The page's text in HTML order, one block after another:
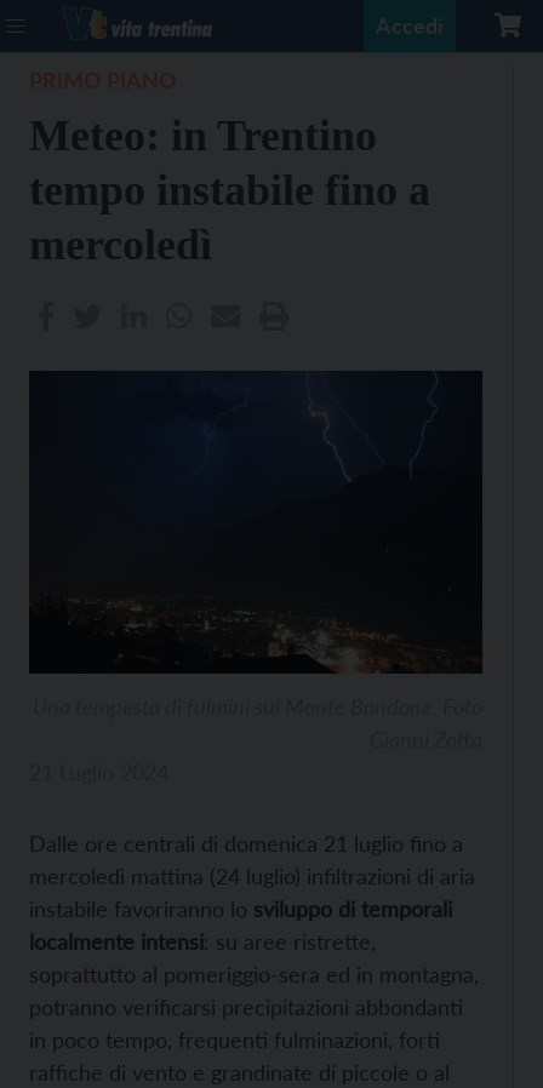
Accedi
Meteo: in Trentino
tempo instabile fino a
mercoledì
Dalle ore centrali di domenica 21 luglio fino a
mercoledì mattina (24 luglio) infiltrazioni di aria
instabile favoriranno lo sviluppo di temporali
localmente intensi: su aree ristrette,
soprattutto al pomeriggio-sera ed in montagna,
potranno verificarsi precipitazioni abbondanti
in poco tempo, frequenti fulminazioni, forti
raffiche di vento e grandinate di piccole o al